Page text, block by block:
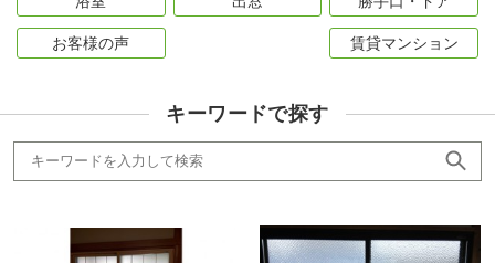
お客様の声 賃貸マンション
キーワードで探す